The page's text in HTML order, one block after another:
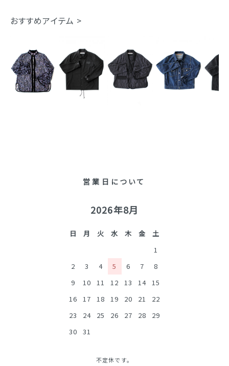
おすすめアイテム >
営業日について
2026年8月
日 月 火 水 木 金
土
1
2
3 4 5 6 7
8
9
10 11 12 13 14 15
16
17 18 19 20 21
22
23
24 25 26 27 28
29
30
31
不定休です。